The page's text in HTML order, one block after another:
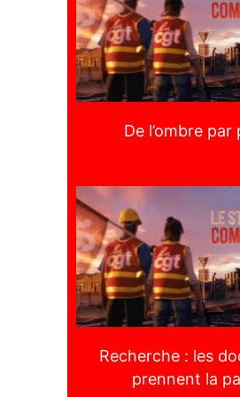
De l’ombre par
Recherche : les
prennent la